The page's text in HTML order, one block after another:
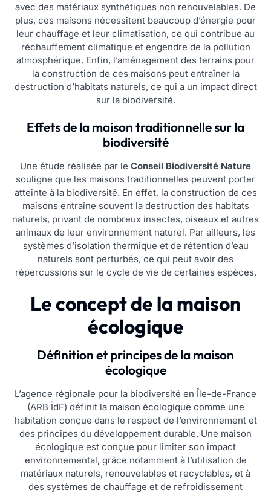
avec des matériaux synthétiques non renouvelables. De
plus, ces maisons nécessitent beaucoup d’énergie pour
leur chauffage et leur climatisation, ce qui contribue au
réchauffement climatique et engendre de la pollution
atmosphérique. Enfin, l’aménagement des terrains pour
la construction de ces maisons peut entraîner la
destruction d’habitats naturels, ce qui a un impact direct
sur la biodiversité.
Effets de la maison traditionnelle sur la
biodiversité
Une étude réalisée par le Conseil Biodiversité Nature
souligne que les maisons traditionnelles peuvent porter
atteinte à la biodiversité. En effet, la construction de ces
maisons entraîne souvent la destruction des habitats
naturels, privant de nombreux insectes, oiseaux et autres
animaux de leur environnement naturel. Par ailleurs, les
systèmes d’isolation thermique et de rétention d’eau
naturels sont perturbés, ce qui peut avoir des
répercussions sur le cycle de vie de certaines espèces.
Le concept de la maison
écologique
Définition et principes de la maison
écologique
L’agence régionale pour la biodiversité en Île-de-France
(ARB ÎdF) définit la maison écologique comme une
habitation conçue dans le respect de l’environnement et
des principes du développement durable. Une maison
écologique est conçue pour limiter son impact
environnemental, grâce notamment à l’utilisation de
matériaux naturels, renouvelables et recyclables, et à
des systèmes de chauffage et de refroidissement